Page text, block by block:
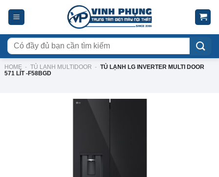
Tìm
kiếm:
HOME - TỦ LẠNH MULTIDOOR - TỦ LẠNH LG INVERTER MULTI DOOR
571 LÍT -F58BGD